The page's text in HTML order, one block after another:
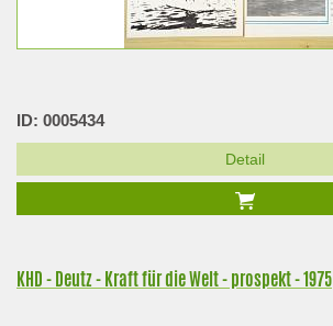
ID: 0005434
Detail
KHD - Deutz - Kraft für die Welt - prospekt - 1975